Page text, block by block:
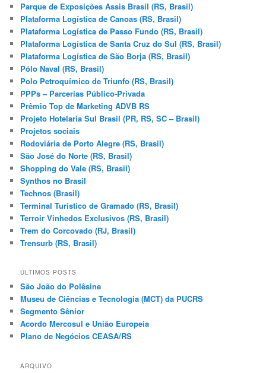
Parque de Exposições Assis Brasil (RS, Brasil)
Plataforma Logística de Canoas (RS, Brasil)
Plataforma Logística de Passo Fundo (RS, Brasil)
Plataforma Logística de Santa Cruz do Sul (RS, Brasil)
Plataforma Logística de São Borja (RS, Brasil)
Pólo Naval (RS, Brasil)
Polo Petroquímico de Triunfo (RS, Brasil)
PPPs – Parcerias Público-Privada
Prêmio Top de Marketing ADVB RS
Projeto Hotelaria Sul Brasil (PR, RS, SC – Brasil)
Projetos sociais
Rodoviária de Porto Alegre (RS, Brasil)
São José do Norte (RS, Brasil)
Shopping do Vale (RS, Brasil)
Synthos no Brasil
Technos (Brasil)
Terminal Turístico de Gramado (RS, Brasil)
Terroir Vinhedos Exclusivos (RS, Brasil)
Trem do Corcovado (RJ, Brasil)
Trensurb (RS, Brasil)
ÚLTIMOS POSTS
São João do Polêsine
Museu de Ciências e Tecnologia (MCT) da PUCRS
Segmento Sênior
Acordo Mercosul e União Europeia
Plano de Negócios CEASA/RS
ARQUIVO